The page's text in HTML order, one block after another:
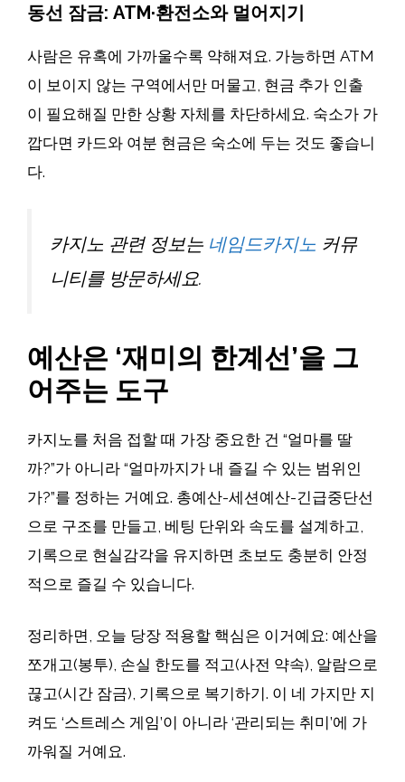
동선 잠금: ATM·환전소와 멀어지기
사람은 유혹에 가까울수록 약해져요. 가능하면 ATM
이 보이지 않는 구역에서만 머물고, 현금 추가 인출
이 필요해질 만한 상황 자체를 차단하세요. 숙소가 가
깝다면 카드와 여분 현금은 숙소에 두는 것도 좋습니
다.
카지노 관련 정보는 네임드카지노 커뮤
니티를 방문하세요.
예산은 ‘재미의 한계선’을 그
어주는 도구
카지노를 처음 접할 때 가장 중요한 건 “얼마를 딸
까?”가 아니라 “얼마까지가 내 즐길 수 있는 범위인
가?”를 정하는 거예요. 총예산-세션예산-긴급중단선
으로 구조를 만들고, 베팅 단위와 속도를 설계하고,
기록으로 현실감각을 유지하면 초보도 충분히 안정
적으로 즐길 수 있습니다.
정리하면, 오늘 당장 적용할 핵심은 이거예요: 예산을
쪼개고(봉투), 손실 한도를 적고(사전 약속), 알람으로
끊고(시간 잠금), 기록으로 복기하기. 이 네 가지만 지
켜도 ‘스트레스 게임’이 아니라 ‘관리되는 취미’에 가
까워질 거예요.